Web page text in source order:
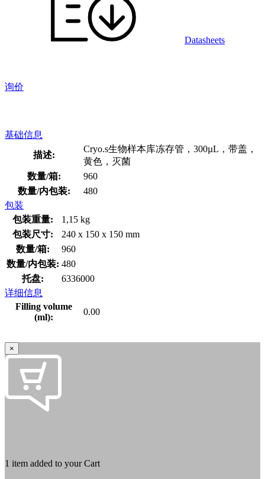
Datasheets
询价
基础信息
描述:
Cryo.s生物样本库冻存管，300µL，带盖，
黄色，灭菌
数量/箱:
960
数量/内包装:
480
包装
包装重量:
1,15 kg
包装尺寸:
240 x 150 x 150 mm
数量/箱:
960
数量/内包装: 480
托盘:
6336000
详细信息
Filling volume
(ml):
0.00
×
1 item added to your Cart